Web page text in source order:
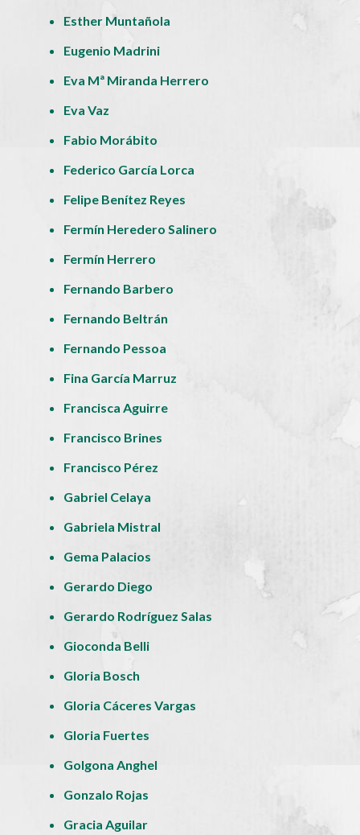
Esther Muntañola
Eugenio Madrini
Eva Mª Miranda Herrero
Eva Vaz
Fabio Morábito
Federico García Lorca
Felipe Benítez Reyes
Fermín Heredero Salinero
Fermín Herrero
Fernando Barbero
Fernando Beltrán
Fernando Pessoa
Fina García Marruz
Francisca Aguirre
Francisco Brines
Francisco Pérez
Gabriel Celaya
Gabriela Mistral
Gema Palacios
Gerardo Diego
Gerardo Rodríguez Salas
Gioconda Belli
Gloria Bosch
Gloria Cáceres Vargas
Gloria Fuertes
Golgona Anghel
Gonzalo Rojas
Gracia Aguilar